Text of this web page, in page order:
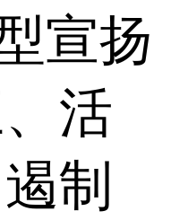
宣扬
活
制